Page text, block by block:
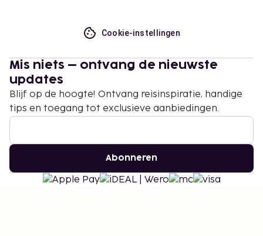
Cookie-instellingen
Mis niets – ontvang de nieuwste
updates
Blijf op de hoogte! Ontvang reisinspiratie, handige
tips en toegang tot exclusieve aanbiedingen.
Abonneren